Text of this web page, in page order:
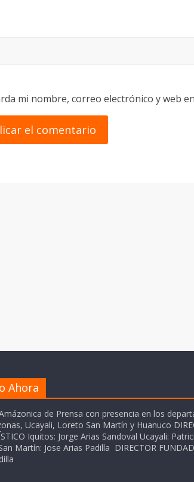
mi nombre, correo electrónico y web
Ahora
de Prensa con presencia en los
Ucayali, Loreto San Martín y Huanuco
Iquitos: Jorge Arias Sandoval Ucayali:
Martín: Jose Arias Padilla DIRECTOR